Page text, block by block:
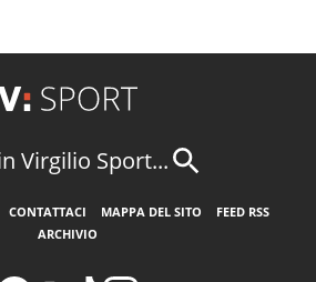
Virgilio Sport...
CONTATTACI MAPPA DEL SITO
FEED RSS
ARCHIVIO